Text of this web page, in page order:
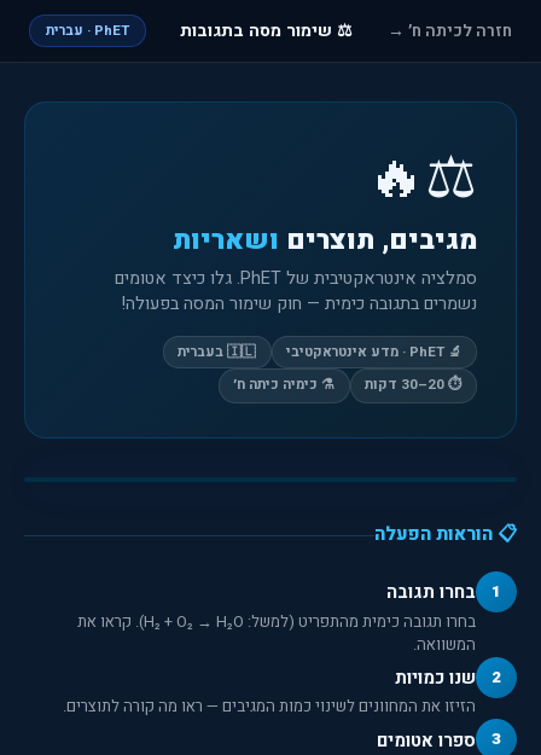
חזרה לכיתה ח׳ → ⚖️ שימור מסה בתגובות PhET · עברית
⚖️🔥
מגיבים, תוצרים ושאריות
סמלציה אינטראקטיבית של PhET. גלו כיצד אטומים
נשמרים בתגובה כימית — חוק שימור המסה בפעולה!
🔬 PhET · מדע אינטראקטיבי
🇮🇱 בעברית
⏱️ 20–30 דקות
⚗️ כימיה כיתה ח׳
📋 הוראות הפעלה
1 בחרו תגובה
בחרו תגובה כימית מהתפריט (למשל: H₂ + O₂ → H₂O). קראו את
המשוואה.
2
שנו כמויות
הזיזו את המחוונים לשינוי כמות המגיבים — ראו מה קורה לתוצרים.
3
ספרו אטומים